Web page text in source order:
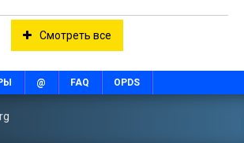
Смотреть все
@ FAQ OPDS